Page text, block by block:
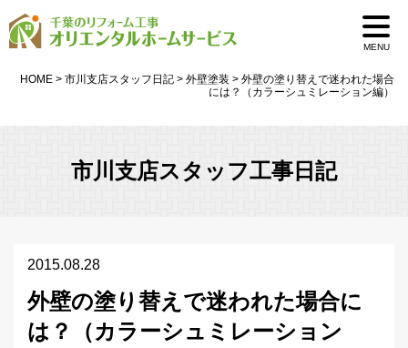
MENU
HOME > 市川支店スタッフ日記 > 外壁塗装 > 外壁の塗り替えで迷われた場合
には？（カラーシュミレーション編）
市川支店スタッフ工事日記
2015.08.28
外壁の塗り替えで迷われた場合に
は？（カラーシュミレーション